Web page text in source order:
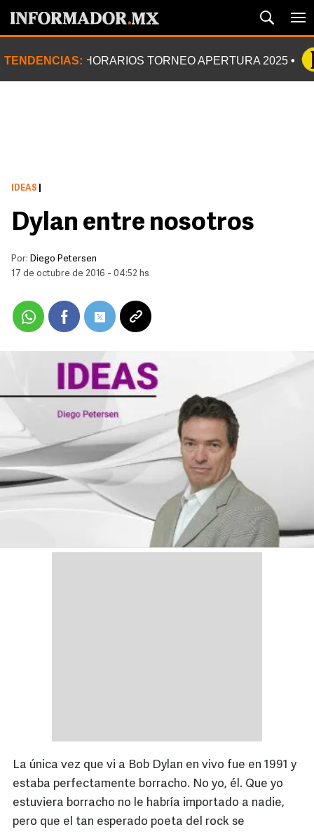
TENDENCIAS: HORARIOS TORNEO APERTURA 2025
IDEAS
Dylan entre nosotros
Por: Diego Petersen
17 de octubre de 2016 - 04:52 hs
La única vez que vi a Bob Dylan en vivo fue en 1991 y
estaba perfectamente borracho. No yo, él. Que yo
estuviera borracho no le habría importado a nadie,
pero que el tan esperado poeta del rock se